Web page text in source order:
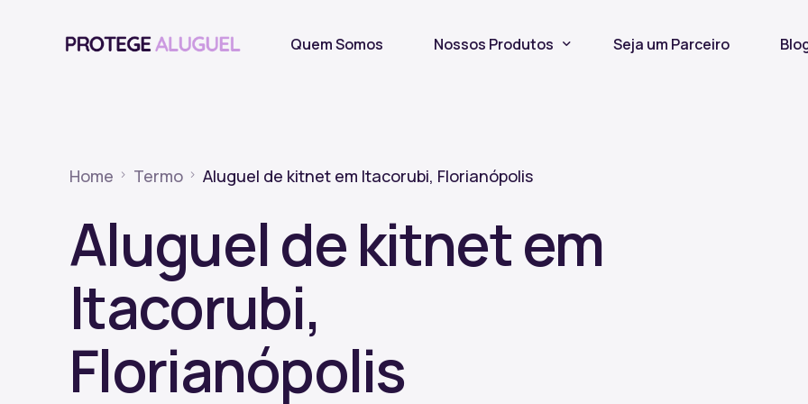
Quem Somos Nossos Produtos
Seguro Fiança Locatícia
Seja um Parceiro
Home Termo Aluguel de kitnet em Itacorubi, Florianópolis
Aluguel de kitnet em
Itacorubi,
Florianópolis